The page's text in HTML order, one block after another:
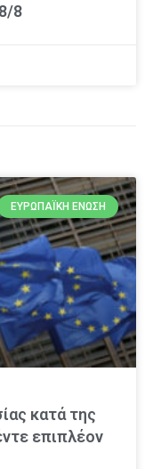
8
ΕΥΡΩΠΑΪΚΉ ΈΝΩΣΗ
κατά της
επιπλέον